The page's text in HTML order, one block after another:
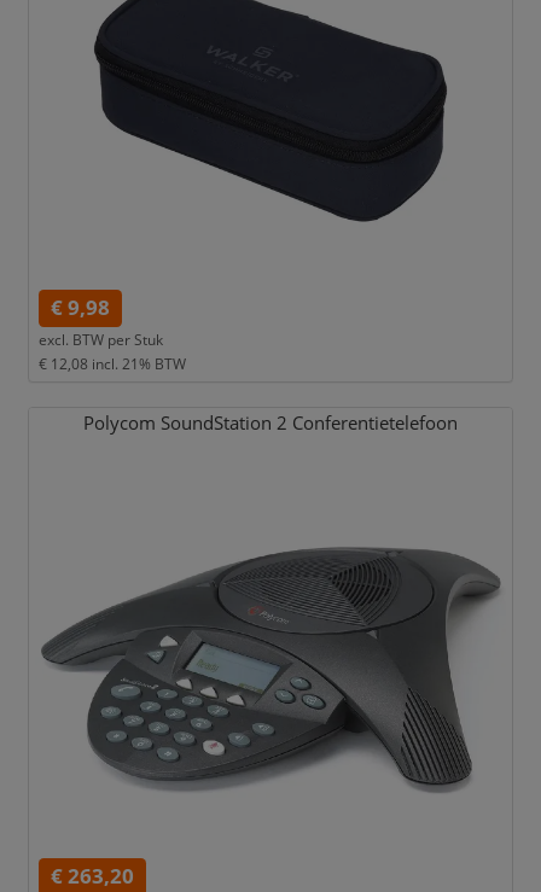
€ 9,98
excl. BTW per Stuk
€ 12,08 incl. 21% BTW
Polycom SoundStation 2 Conferentietelefoon
€ 263,20